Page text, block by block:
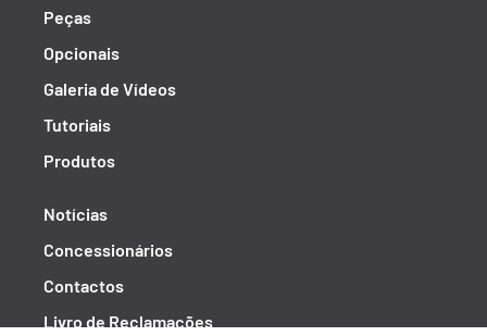
Peças
Opcionais
Galeria de Vídeos
Tutoriais
Produtos
Notícias
Concessionários
Contactos
Livro de Reclamações